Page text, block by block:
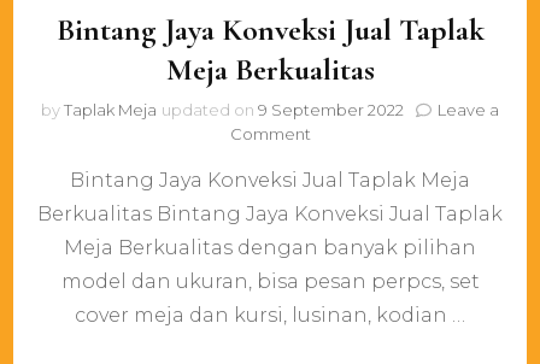
Bintang Jaya Konveksi Jual Taplak
Meja Berkualitas
byTaplak Meja updated on 9 September 2022
Leave a
Commenton
Jaya
Konveksi
Taplak
Meja
Berkualitas
Bintang Jaya Konveksi Jual Taplak Meja
Berkualitas Bintang Jaya Konveksi Jual Taplak
Meja Berkualitas dengan banyak pilihan
model dan ukuran, bisa pesan perpcs, set
cover meja dan kursi, lusinan, kodian …